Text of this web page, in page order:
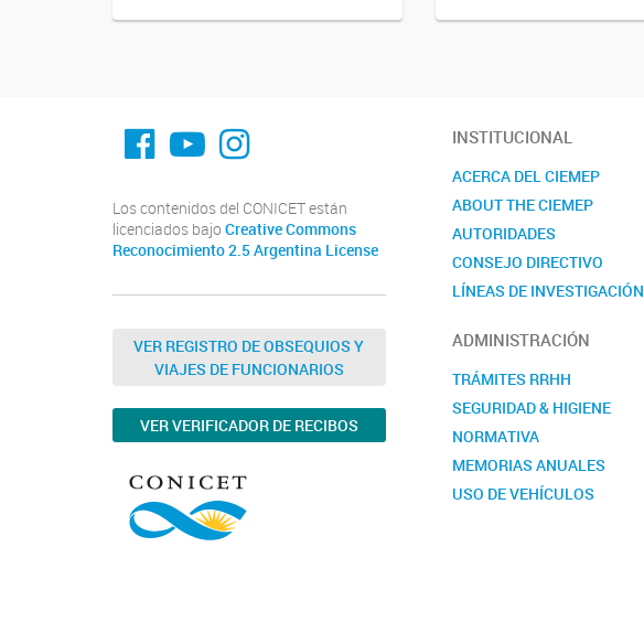
fa-facebook
YouTube
Instagram
Los contenidos del CONICET están
licenciados bajo Creative Commons
Reconocimiento 2.5 Argentina License
VER REGISTRO DE OBSEQUIOS Y
VIAJES DE FUNCIONARIOS
VER VERIFICADOR DE RECIBOS
INSTITUCIONAL
ACERCA DEL CIEMEP
ABOUT THE CIEMEP
AUTORIDADES
CONSEJO DIRECTIVO
LÍNEAS DE INVESTIGACIÓN
ADMINISTRACIÓN
TRÁMITES RRHH
SEGURIDAD & HIGIENE
NORMATIVA
MEMORIAS ANUALES
USO DE VEHÍCULOS